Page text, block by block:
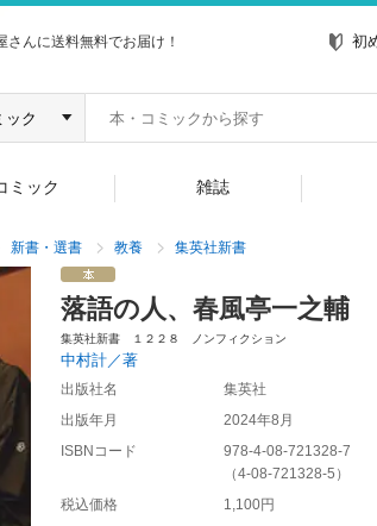
んに送料無料でお届け！ 初
ミック 雑誌
新書・選書 教養 集英社新書
落語の人、春風亭一之輔
集英社新書 １２２８ ノンフィクション
中村計／著
出版社名
集英社
出版年月
2024年8月
ISBNコード
978-4-08-721328-7
（4-08-721328-5 ）
税込価格
1,100円